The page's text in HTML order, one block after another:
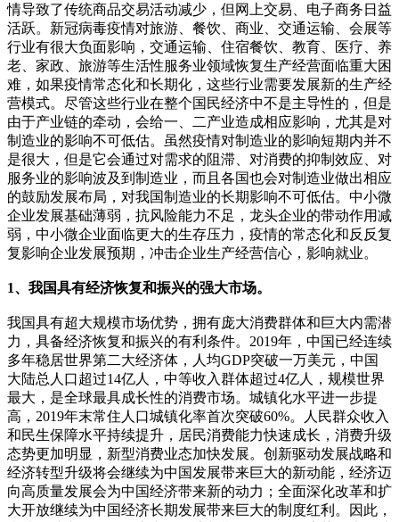
情导致了传统商品交易活动减少，但网上交易、电子商务日益
活跃。新冠病毒疫情对旅游、餐饮、商业、交通运输、会展等
行业有很大负面影响，交通运输、住宿餐饮、教育、医疗、养
老、家政、旅游等生活性服务业领域恢复生产经营面临重大困
难，如果疫情常态化和长期化，这些行业需要发展新的生产经
营模式。尽管这些行业在整个国民经济中不是主导性的，但是
由于产业链的牵动，会给一、二产业造成相应影响，尤其是对
制造业的影响不可低估。虽然疫情对制造业的影响短期内并不
是很大，但是它会通过对需求的阻滞、对消费的抑制效应、对
服务业的影响波及到制造业，而且各国也会对制造业做出相应
的鼓励发展布局，对我国制造业的长期影响不可低估。中小微
企业发展基础薄弱，抗风险能力不足，龙头企业的带动作用减
弱，中小微企业面临更大的生存压力，疫情的常态化和反反复
复影响企业发展预期，冲击企业生产经营信心，影响就业。
1、我国具有经济恢复和振兴的强大市场。
我国具有超大规模市场优势，拥有庞大消费群体和巨大内需潜
力，具备经济恢复和振兴的有利条件。2019年，中国已经连续
多年稳居世界第二大经济体，人均GDP突破一万美元，中国
大陆总人口超过14亿人，中等收入群体超过4亿人，规模世界
最大，是全球最具成长性的消费市场。城镇化水平进一步提
高，2019年末常住人口城镇化率首次突破60%。人民群众收入
和民生保障水平持续提升，居民消费能力快速成长，消费升级
态势更加明显，新型消费业态加快发展。创新驱动发展战略和
经济转型升级将会继续为中国发展带来巨大的新动能，经济迈
向高质量发展会为中国经济带来新的动力；全面深化改革和扩
大开放继续为中国经济长期发展带来巨大的制度红利。因此，